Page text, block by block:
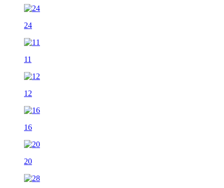
24
11
12
16
20